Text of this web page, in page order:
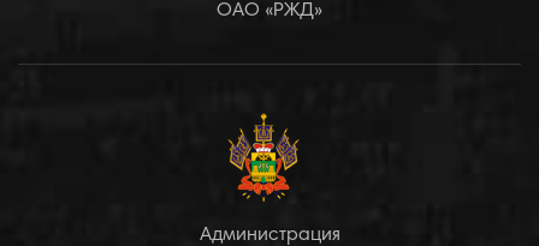
ОАО «РЖД»
Администрация